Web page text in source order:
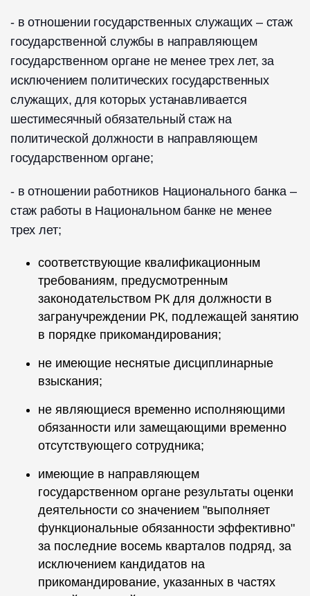
- в отношении государственных служащих – стаж
государственной службы в направляющем
государственном органе не менее трех лет, за
исключением политических государственных
служащих, для которых устанавливается
шестимесячный обязательный стаж на
политической должности в направляющем
государственном органе;
- в отношении работников Национального банка –
стаж работы в Национальном банке не менее
трех лет;
соответствующие квалификационным
требованиям, предусмотренным
законодательством РК для должности в
загранучреждении РК, подлежащей занятию
в порядке прикомандирования;
не имеющие неснятые дисциплинарные
взыскания;
не являющиеся временно исполняющими
обязанности или замещающими временно
отсутствующего сотрудника;
имеющие в направляющем
государственном органе результаты оценки
деятельности со значением "выполняет
функциональные обязанности эффективно"
за последние восемь кварталов подряд, за
исключением кандидатов на
прикомандирование, указанных в частях